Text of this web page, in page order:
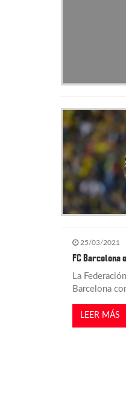
a
d
a
s
25/03/2021
FC Barcelona
La
Barcelona
LEER MÁS